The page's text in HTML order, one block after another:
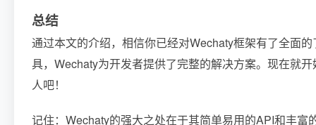
总结
通过本文的介绍，相信你已经对Wechaty框架有了全面
具，Wechaty为开发者提供了完整的解决方案。现在就
人吧！
记住：Wechaty的强大之处在于其简单易用的API和丰